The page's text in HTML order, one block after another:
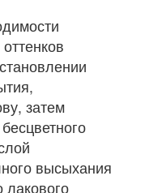
затем
высыхания
лакового